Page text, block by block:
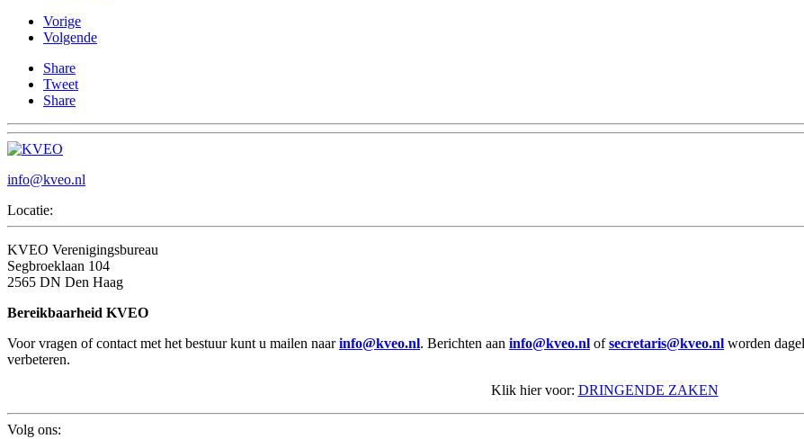
Vorige
Volgende
Share
Tweet
Share
info@kveo.nl
Locatie:
KVEO Verenigingsbureau
Segbroeklaan 104
2565 DN Den Haag
Bereikbaarheid KVEO
Voor vragen of contact met het bestuur kunt u mailen naarinfo@kveo.nl. Berichten aan info@kveo.nl ofsecretaris@kveo.nl worden
verbeteren.
Klik hier voor: DRINGENDE ZAKEN
Volg ons: